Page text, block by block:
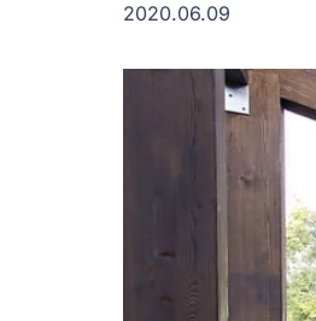
2020.06.09